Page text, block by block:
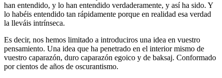
han entendido, y lo han entendido verdaderamente, y así ha sido. Y
lo habéis entendido tan rápidamente porque en realidad esa verdad
la lleváis intrínseca.
Es decir, nos hemos limitado a introduciros una idea en vuestro
pensamiento. Una idea que ha penetrado en el interior mismo de
vuestro caparazón, duro caparazón egoico y de baksaj. Conformado
por cientos de años de oscurantismo.